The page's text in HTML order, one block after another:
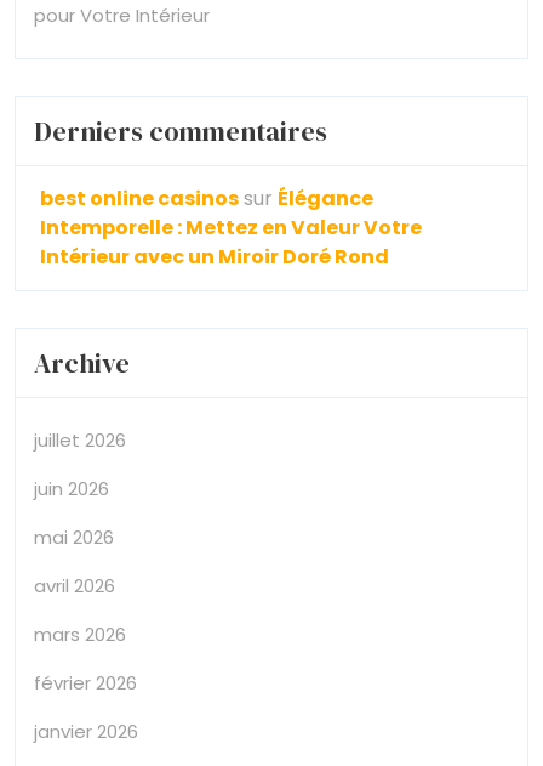
pour Votre Intérieur
Derniers commentaires
best online casinossur Élégance
Intemporelle : Mettez en Valeur Votre
Intérieur avec un Miroir Doré Rond
Archive
juillet 2026
juin 2026
mai 2026
avril 2026
mars 2026
février 2026
janvier 2026